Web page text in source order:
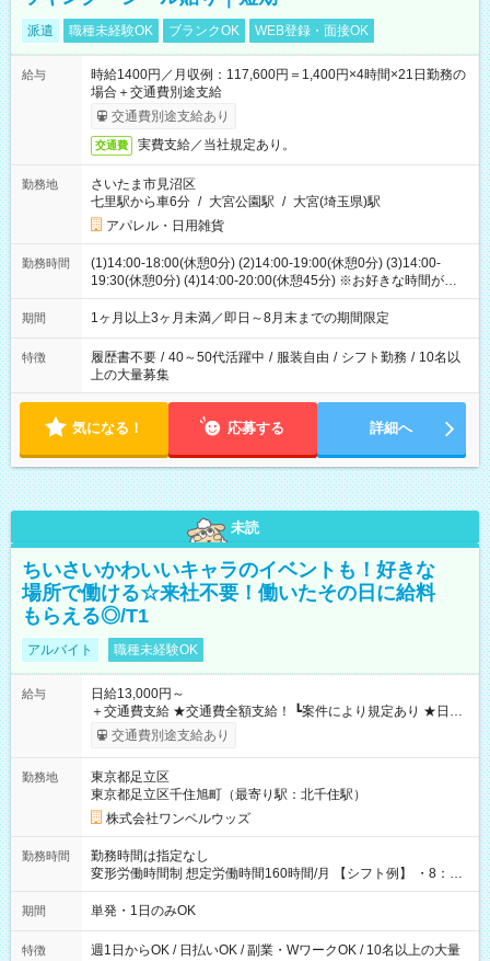
派遣 職種未経験OK ブランクOK WEB登録・面接OK
給与
時給1400円／月収例：117,600円＝1,400円×4時間×21日勤務の
場合＋交通費別途支給
交通費別途支給あり
交通費 実費支給／当社規定あり。
勤務地
さいたま市見沼区
七里駅から車6分 / 大宮公園駅 / 大宮(埼玉県)駅
アパレル・日用雑貨
勤務時間
(1)14:00-18:00(休憩0分) (2)14:00-19:00(休憩0分) (3)14:00-
19:30(休憩0分) (4)14:00-20:00(休憩45分) ※お好きな時間が選べ
ます
期間 1ヶ月以上3ヶ月未満／即日～8月末までの期間限定
特徴 履歴書不要 / 40～50代活躍中 / 服装自由 / シフト勤務 / 10名以
上の大量募集
気になる！ 応募する 詳細へ
未読
ちいさいかわいいキャラのイベントも！好きな
場所で働ける☆来社不要！働いたその日に給料
もらえる◎/T1
アルバイト 職種未経験OK
給与
日給13,000円～
＋交通費支給 ★交通費全額支給！ ┗案件により規定あり ★日払
いOK！（規定あり） ┗働いたその日に現金GET♪ お仕事後はコ
ンビニATMから 日払い分を引き落とせます！ 【試用期間】試
交通費別途支給あり
勤務地
東京都足立区
東京都足立区千住旭町（最寄り駅：北千住駅）
株式会社ワンベルウッズ
勤務時間
勤務時間は指定なし
変形労働時間制 想定労働時間160時間/月 【シフト例】 ・8：00
～21：00
期間 単発・1日のみOK
特徴
週1日からOK / 日払いOK / 副業・WワークOK / 10名以上の大量